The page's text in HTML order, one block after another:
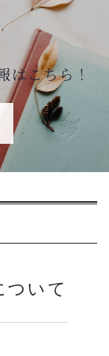
g
はこちら！
ついて